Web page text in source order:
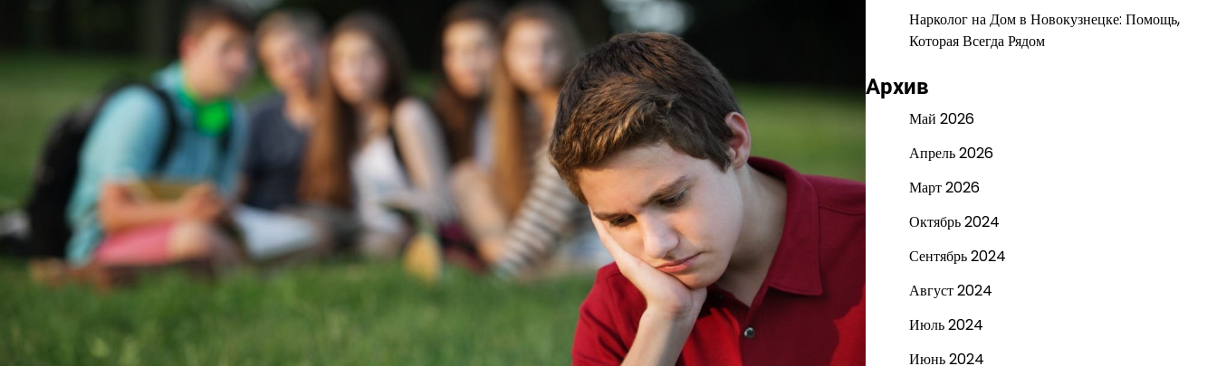
Нарколог на Дом в Новокузнецке: Помощь,
Которая Всегда Рядом
Архив
Май 2026
Апрель 2026
Март 2026
Октябрь 2024
Сентябрь 2024
Август 2024
Июль 2024
Июнь 2024